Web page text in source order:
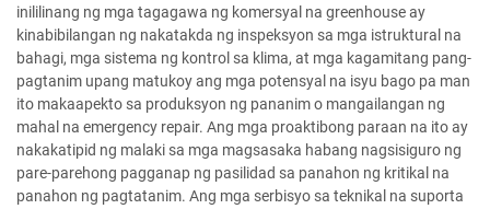
inililinang ng mga tagagawa ng komersyal na greenhouse ay
kinabibilangan ng nakatakda ng inspeksyon sa mga istruktural na
bahagi, mga sistema ng kontrol sa klima, at mga kagamitang pang-
pagtanim upang matukoy ang mga potensyal na isyu bago pa man
ito makaapekto sa produksyon ng pananim o mangailangan ng
mahal na emergency repair. Ang mga proaktibong paraan na ito ay
nakakatipid ng malaki sa mga magsasaka habang nagsisiguro ng
pare-parehong pagganap ng pasilidad sa panahon ng kritikal na
panahon ng pagtatanim. Ang mga serbisyo sa teknikal na suporta